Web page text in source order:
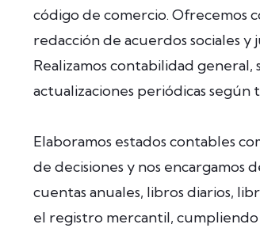
código de comercio. Ofrecemos
redacción de acuerdos sociales y
Realizamos contabilidad general,
actualizaciones periódicas según
Elaboramos estados contables
de decisiones y nos encargamos
cuentas anuales, libros diarios,
el registro mercantil,